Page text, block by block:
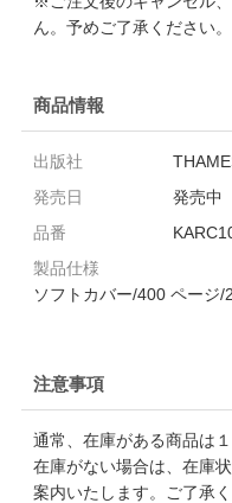
ん。予めご了承ください。
商品情報
出版社
発売日
発売中
品番
製品仕様
ソフトカバー/400 ページ
注意事項
通常、在庫がある商品は
在庫がない場合は、在庫
案内いたします。ご了承く